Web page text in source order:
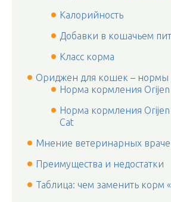
Калорийность
Добавки в кошачьем
Класс корма
Ориджен для кошек – нормы
Норма кормления
Норма кормления Orijen
Cat
Мнение ветеринарных
Преимущества и недостатки
Таблица: чем заменить корм